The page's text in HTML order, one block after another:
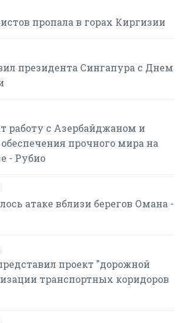
пропала в горах Киргизии
президента Сингапура с Днем
работу с Азербайджаном и
прочного мира на
- Рубио
атаке вблизи берегов Омана -
проект "дорожной
транспортных коридоров